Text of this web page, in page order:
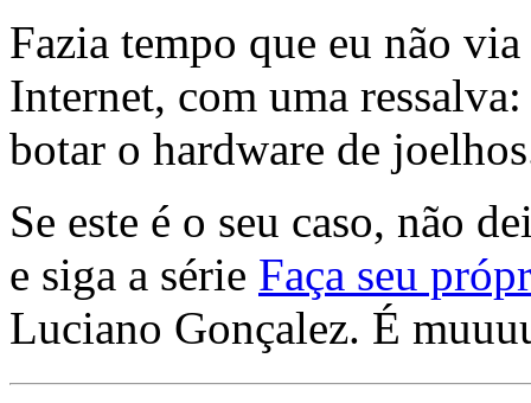
Fazia tempo que eu não
Internet, com uma
botar o hardware de
Se este é o seu caso, não
e siga a série Faça seu
Luciano Gonçalez. É